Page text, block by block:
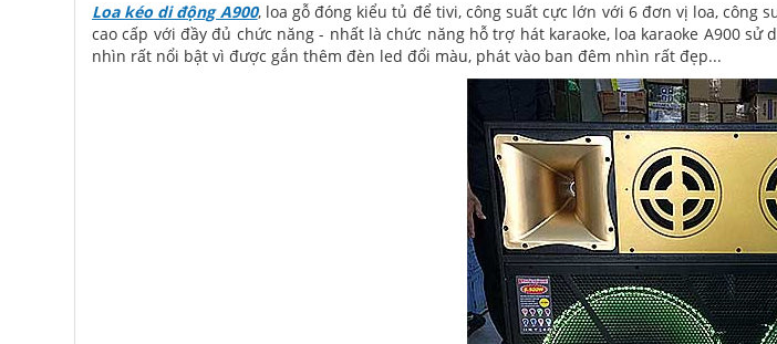
Loa kéo di động A900, loa gỗ đóng kiểu tủ để tivi, công suất cực lớn với 6 đơn vị loa, công
cao cấp với đầy đủ chức năng - nhất là chức năng hỗ trợ hát karaoke, loa karaoke A900 sử
nhìn rất nổi bật vì được gắn thêm đèn led đổi màu, phát vào ban đêm nhìn rất đẹp...